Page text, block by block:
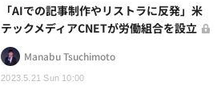
2023.5.21 Sun 10:00
「AIでの記事制作やリストラに反発」米
テックメディアCNETが労働組合を設立
Manabu Tsuchimoto